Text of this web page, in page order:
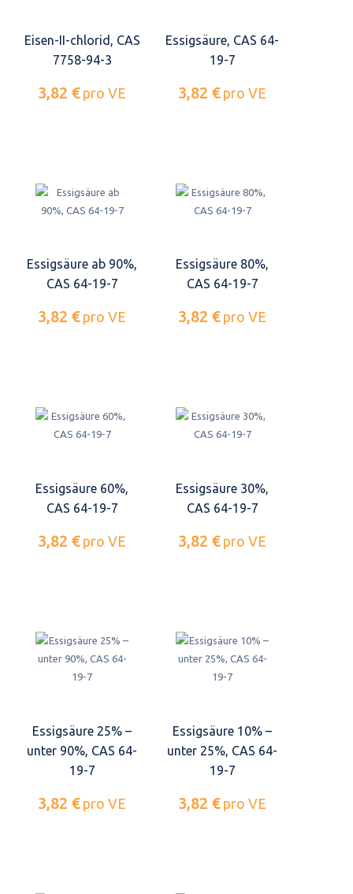
Eisen-II-chlorid, CAS
7758-94-3
3,82 € pro VE
Essigsäure, CAS 64-
19-7
3,82 € pro VE
Essigsäure ab 90%,
CAS 64-19-7
3,82 € pro VE
Essigsäure 80%,
CAS 64-19-7
3,82 € pro VE
Essigsäure 60%,
CAS 64-19-7
3,82 € pro VE
Essigsäure 30%,
CAS 64-19-7
3,82 € pro VE
Essigsäure 25% –
unter 90%, CAS 64-
19-7
3,82 € pro VE
Essigsäure 10% –
unter 25%, CAS 64-
19-7
3,82 € pro VE